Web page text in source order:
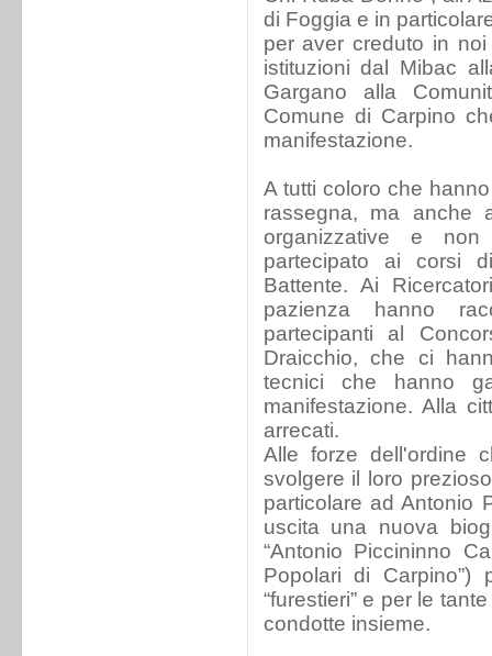
di Foggia e in
per aver creduto in
istituzioni dal Mibac
Gargano alla
Comune di Carpino
manifestazione.
A tutti coloro che
rassegna, ma anche
organizzative e
partecipato ai corsi
Battente. Ai
pazienza hanno
partecipanti al
Draicchio, che ci
tecnici che hanno
manifestazione. Alla
arrecati.
Alle forze dell'ordine
svolgere il loro
particolare ad Antonio
uscita una nuova
“Antonio Piccininno
Popolari di
“furestieri” e per le
condotte insieme.